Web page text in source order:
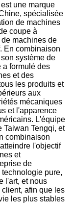
une marque
spécialisée
de machines
coupe à
de machines de
En combinaison
système de
a formulé des
et des
les produits et
aux
mécaniques
et l'apparence
L'équipe
Taiwan Tengqi, et
combinaison
l'objectif
et
de
pure,
l'art, et nous
afin que les
les plus stables